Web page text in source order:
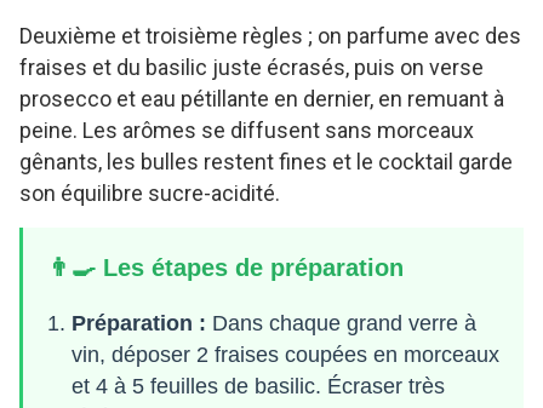
Deuxième et troisième règles ; on parfume avec des
fraises et du basilic juste écrasés, puis on verse
prosecco et eau pétillante en dernier, en remuant à
peine. Les arômes se diffusent sans morceaux
gênants, les bulles restent fines et le cocktail garde
son équilibre sucre-acidité.
👨‍🍳 Les étapes de préparation
Préparation : Dans chaque grand verre à
vin, déposer 2 fraises coupées en morceaux
et 4 à 5 feuilles de basilic. Écraser très